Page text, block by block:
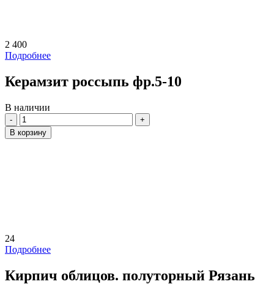
2 400
Подробнее
Керамзит россыпь фр.5-10
В наличии
Количество
В корзину
24
Подробнее
Кирпич облицов. полуторный Рязань